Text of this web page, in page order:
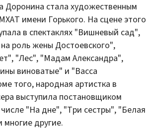
Доронина стала художественным
имени Горького. На сцене этого
в спектаклях "Вишневый сад",
роль жены Достоевского",
"Лес", "Мадам Александра",
виноватые" и "Васса
того, народная артистка в
выступила постановщиком
числе "На дне", "Три сестры", "Белая
многие другие.